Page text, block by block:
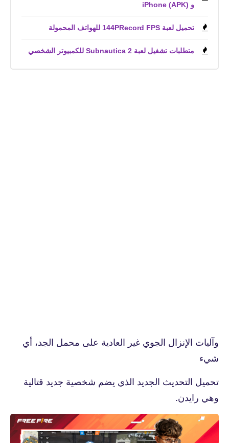
و iPhone (APK)
تحميل لعبة 144PRecord FPS للهواتف المحمولة
متطلبات تشغيل لعبة Subnautica 2 للكمبيوتر الشخصي
وآليات الإنزال الجوي غير العادية على محمل الجد، أي
شيء
تحميل التحديث الجديد الذي يضم شخصية جديد قتالية
وهي رايدن.